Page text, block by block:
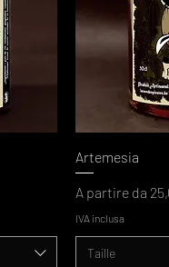
Artemesia
A partire da
Prezzo
IVA inclusa
Taille